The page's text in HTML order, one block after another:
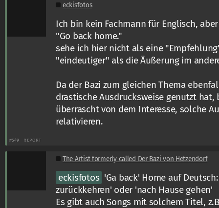
eckisfotos
Ich bin kein Fachmann für Englisch, aber
"Go back home."
sehe ich hier nicht als eine
"eindeutiger" als die Äußerung im
Da der Bazi zum gleichen Thema
drastische Ausdrucksweise genutzt hat,
überrascht von dem Interesse, solche
relativieren.
#549 REPORT
The Artist formerly called Der Bazi von Hetzendorf
eckisfotos 'Ga back' Home auf
zurückkehren' oder 'nach Hause gehen'
Es gibt auch Songs mit solchem Titel,